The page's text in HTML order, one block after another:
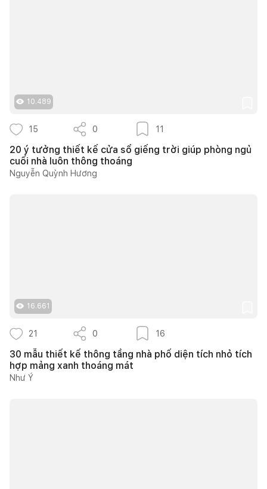
10.489
15 0 11
20 ý tưởng thiết kế cửa sổ giếng trời giúp phòng ngủ
cuối nhà luôn thông thoáng
Nguyễn Quỳnh Hương
16.661
21 0 16
30 mẫu thiết kế thông tầng nhà phố diện tích nhỏ tích
hợp mảng xanh thoáng mát
Như Ý